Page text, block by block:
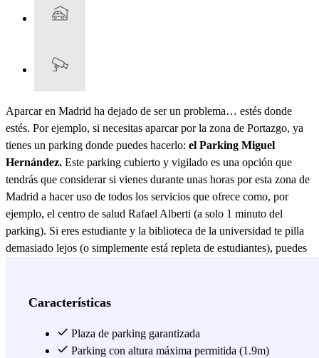
Aparcar en Madrid ha dejado de ser un problema… estés donde
estés. Por ejemplo, si necesitas aparcar por la zona de Portazgo, ya
tienes un parking donde puedes hacerlo: el Parking Miguel
Hernández. Este parking cubierto y vigilado es una opción que
tendrás que considerar si vienes durante unas horas por esta zona de
Madrid a hacer uso de todos los servicios que ofrece como, por
ejemplo, el centro de salud Rafael Alberti (a solo 1 minuto del
parking). Si eres estudiante y la biblioteca de la universidad te pilla
demasiado lejos (o simplemente está repleta de estudiantes), puedes
eres residente del barrio y lo que quieres es aparcar cerca de casa en
hacerlo con una tarifa mensual. Esto último te va a venir genial si
quieres ir al centro dejando el coche al lado de casa, ya que tienes la
Características
Plaza de parking garantizada
Parking con altura máxima permitida (1.9m)